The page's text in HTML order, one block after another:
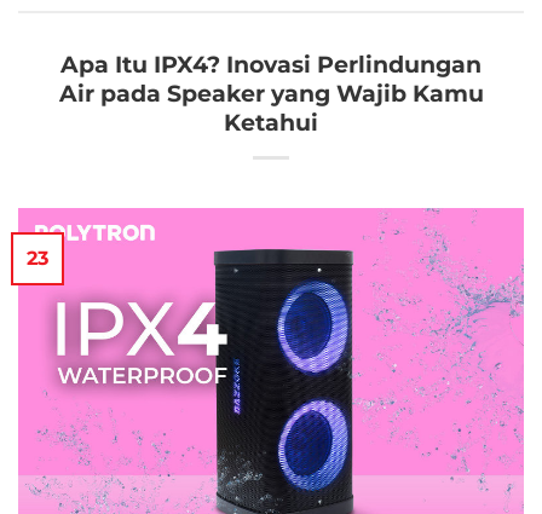
Apa Itu IPX4? Inovasi Perlindungan
Air pada Speaker yang Wajib Kamu
Ketahui
23